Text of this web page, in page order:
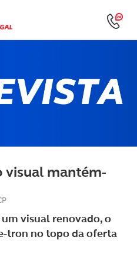
visual mantém-
visual renovado, o
tron no topo da oferta